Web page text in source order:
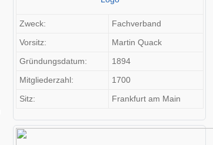
Zweck:
Fachverband
Vorsitz:
Martin Quack
Gründungsdatum:
1894
Mitgliederzahl:
1700
Sitz:
Frankfurt am Main